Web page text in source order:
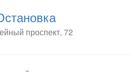
проспект, 72